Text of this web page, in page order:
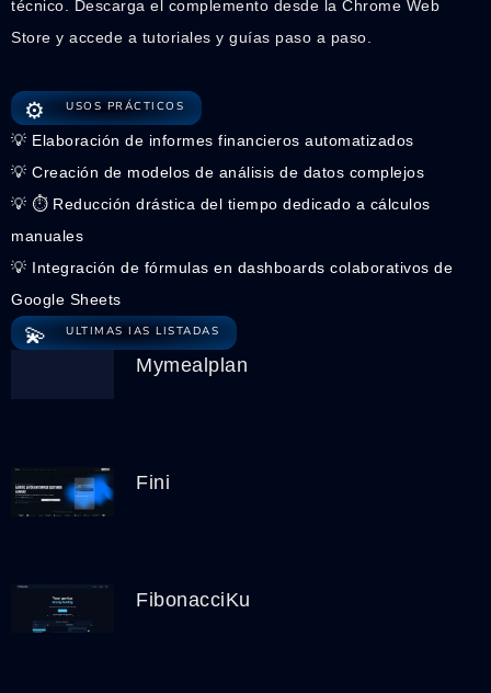
técnico. Descarga el complemento desde la Chrome Web
Store y accede a tutoriales y guías paso a paso.
⚙️ USOS PRÁCTICOS
💡 Elaboración de informes financieros automatizados
💡 Creación de modelos de análisis de datos complejos
💡 ⏱️ Reducción drástica del tiempo dedicado a cálculos
manuales
💡 Integración de fórmulas en dashboards colaborativos de
Google Sheets
💫 ULTIMAS IAS LISTADAS
Mymealplan
Fini
FibonacciKu